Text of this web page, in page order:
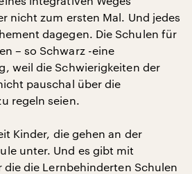
nicht zum ersten Mal. Und jedes
dagegen. Die Schulen für
– so Schwarz -eine
weil die Schwierigkeiten der
pauschal über die
regeln seien.
Kinder, die gehen an der
unter. Und es gibt mit
die die Lernbehinderten Schulen